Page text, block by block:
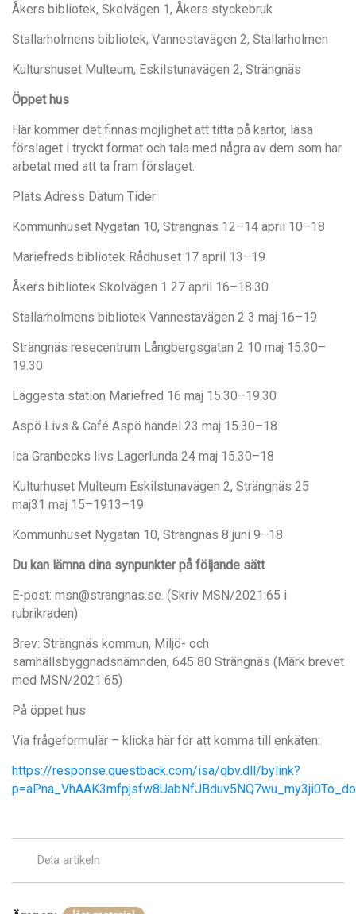
Åkers bibliotek, Skolvägen 1, Åkers styckebruk
Stallarholmens bibliotek, Vannestavägen 2, Stallarholmen
Kulturshuset Multeum, Eskilstunavägen 2, Strängnäs
Öppet hus
Här kommer det finnas möjlighet att titta på kartor, läsa
förslaget i tryckt format och tala med några av dem som har
arbetat med att ta fram förslaget.
Plats Adress Datum Tider
Kommunhuset Nygatan 10, Strängnäs 12–14 april 10–18
Mariefreds bibliotek Rådhuset 17 april 13–19
Åkers bibliotek Skolvägen 1 27 april 16–18.30
Stallarholmens bibliotek Vannestavägen 2 3 maj 16–19
Strängnäs resecentrum Långbergsgatan 2 10 maj 15.30–
19.30
Läggesta station Mariefred 16 maj 15.30–19.30
Aspö Livs & Café Aspö handel 23 maj 15.30–18
Ica Granbecks livs Lagerlunda 24 maj 15.30–18
Kulturhuset Multeum Eskilstunavägen 2, Strängnäs 25
maj31 maj 15–1913–19
Kommunhuset Nygatan 10, Strängnäs 8 juni 9–18
Du kan lämna dina synpunkter på följande sätt
E-post: msn@strangnas.se. (Skriv MSN/2021:65 i
rubrikraden)
Brev: Strängnäs kommun, Miljö- och
samhällsbyggnadsnämnden, 645 80 Strängnäs (Märk brevet
med MSN/2021:65)
På öppet hus
Via frågeformulär – klicka här för att komma till enkäten:
https://response.questback.com/isa/qbv.dll/bylink?
Dela artikeln